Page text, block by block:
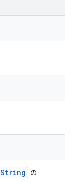
String の